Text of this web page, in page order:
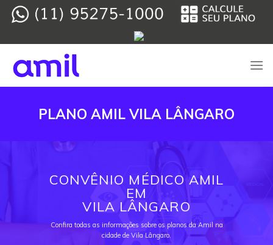
Skip
PLANO AMIL VILA LÂNGARO
CONVÊNIO MÉDICO AMIL
EM
VILA LÂNGARO
Confira todas as informações sobre os planos da Amil na
cidade de Vila Lângaro.